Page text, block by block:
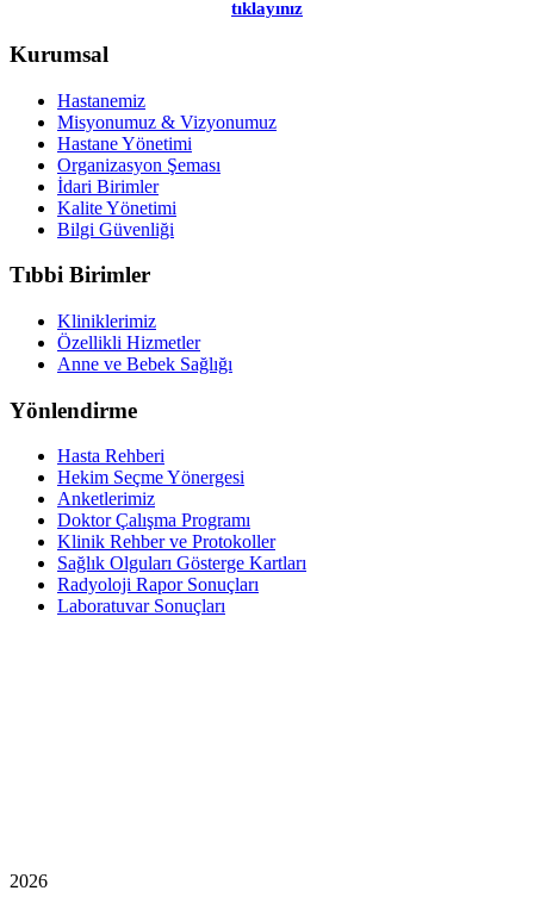
tıklayınız
Kurumsal
Hastanemiz
Misyonumuz & Vizyonumuz
Hastane Yönetimi
Organizasyon Şeması
İdari Birimler
Kalite Yönetimi
Bilgi Güvenliği
Tıbbi Birimler
Kliniklerimiz
Özellikli Hizmetler
Anne ve Bebek Sağlığı
Yönlendirme
Hasta Rehberi
Hekim Seçme Yönergesi
Anketlerimiz
Doktor Çalışma Programı
Klinik Rehber ve Protokoller
Sağlık Olguları Gösterge Kartları
Radyoloji Rapor Sonuçları
Laboratuvar Sonuçları
2026